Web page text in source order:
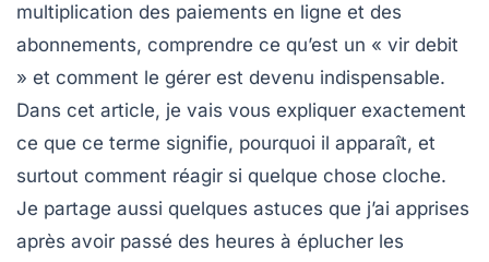
multiplication des paiements en ligne et des
abonnements, comprendre ce qu’est un « vir debit
» et comment le gérer est devenu indispensable.
Dans cet article, je vais vous expliquer exactement
ce que ce terme signifie, pourquoi il apparaît, et
surtout comment réagir si quelque chose cloche.
Je partage aussi quelques astuces que j’ai apprises
après avoir passé des heures à éplucher les